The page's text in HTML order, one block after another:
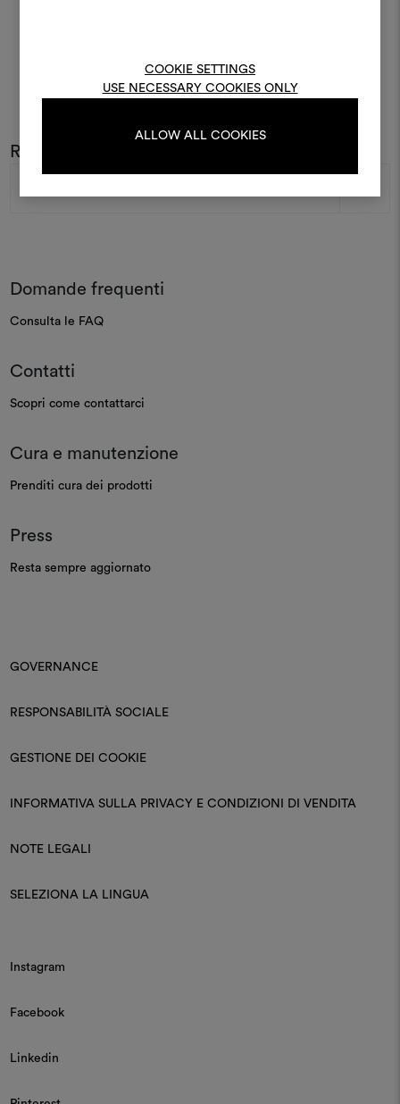
COOKIE SETTINGS
USE NECESSARY COOKIES ONLY
ALLOW ALL COOKIES
Rimani sempre aggiornato sul mondo DEDAR
Indirizzo
Domande frequenti
Consulta le FAQ
Contatti
Scopri come contattarci
Cura e manutenzione
Prenditi cura dei prodotti
Press
Resta sempre aggiornato
GOVERNANCE
RESPONSABILITÀ SOCIALE
GESTIONE DEI COOKIE
INFORMATIVA SULLA PRIVACY E CONDIZIONI DI VENDITA
NOTE LEGALI
SELEZIONA LA LINGUA
Instagram
Facebook
Linkedin
REGISTRATI